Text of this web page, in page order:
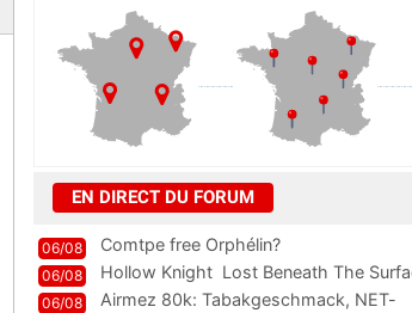
EN DIRECT DU FORUM
06/08 Comtpe free Orphélin?
06/08 Hollow Knight  Lost Beneath The
06/08
Airmez 80k: Tabakgeschmack, NET-